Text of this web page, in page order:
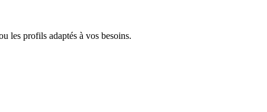
les profils adaptés à vos besoins.